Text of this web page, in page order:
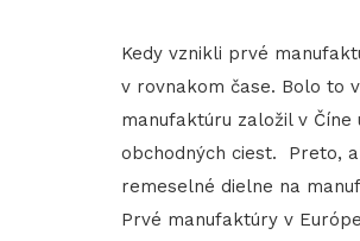
Kedy vznikli prvé
v rovnakom čase. Bolo to
manufaktúru založil v
obchodných ciest. Preto,
remeselné dielne na
Prvé manufaktúry v